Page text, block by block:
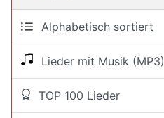
Alphabetisch sortiert
Lieder mit Musik (MP3)
TOP 100 Lieder